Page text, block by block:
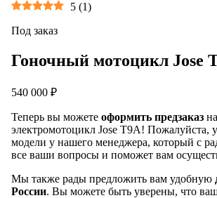
5 (1)
Под заказ
Гоночный мотоцикл Jose
540 000 ₽
Теперь вы можете оформить предзаказ на
электромотоцикл Jose T9A! Пожалуйста,
модели у нашего менеджера, который с
все ваши вопросы и поможет вам
Мы также рады предложить вам удобную
России. Вы можете быть уверены, что